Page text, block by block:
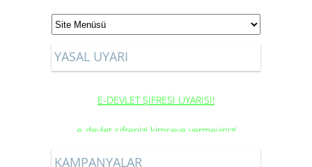
YASAL UYARI
E-DEVLET ŞİFRESİ UYARISI!
e-devlet şifrenizi kimseye vermeyiniz!
şifrenizi kimseye vermeyiniz. E-devlet şifreniz
KAMPANYALAR